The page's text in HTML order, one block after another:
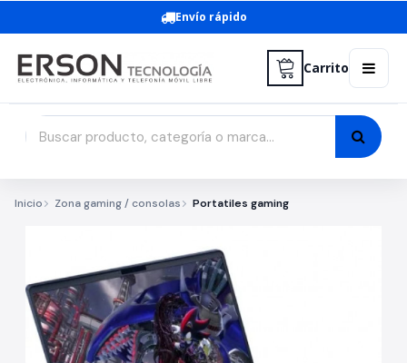
Envío rápido
Carrito
Inicio Zona gaming / consolas Portatiles gaming